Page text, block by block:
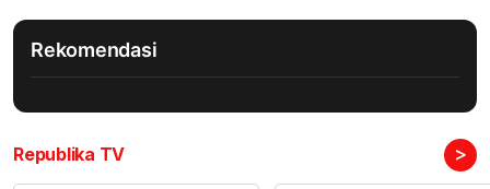
Rekomendasi
Republika TV >